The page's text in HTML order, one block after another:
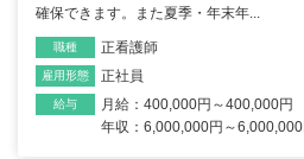
確保できます。また夏季・年末年...
職種 正看護師
雇用形態 正社員
給与
月給：400,000円～400,000円
年収：6,000,000円～6,000,000